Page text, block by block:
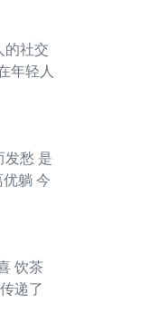
社交
年轻人
发愁 是
躺 今
饮茶
递了